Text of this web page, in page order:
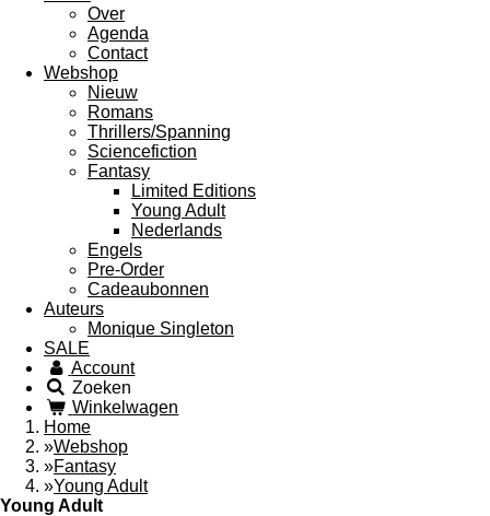
Over
Agenda
Contact
Webshop
Nieuw
Romans
Thrillers/Spanning
Sciencefiction
Fantasy
Limited Editions
Young Adult
Nederlands
Engels
Pre-Order
Cadeaubonnen
Auteurs
Monique Singleton
SALE
Account
Zoeken
Winkelwagen
Home
»Webshop
»Fantasy
»Young Adult
Young Adult